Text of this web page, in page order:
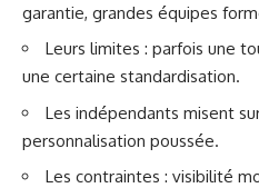
garantie, grandes équipes
Leurs limites : parfois une
une certaine standardisation.
Les indépendants misent
personnalisation poussée.
Les contraintes : visibilité